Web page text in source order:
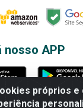
próprios
nosso APP